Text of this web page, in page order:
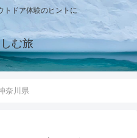
トドア体験のヒントに
む旅
奈川県